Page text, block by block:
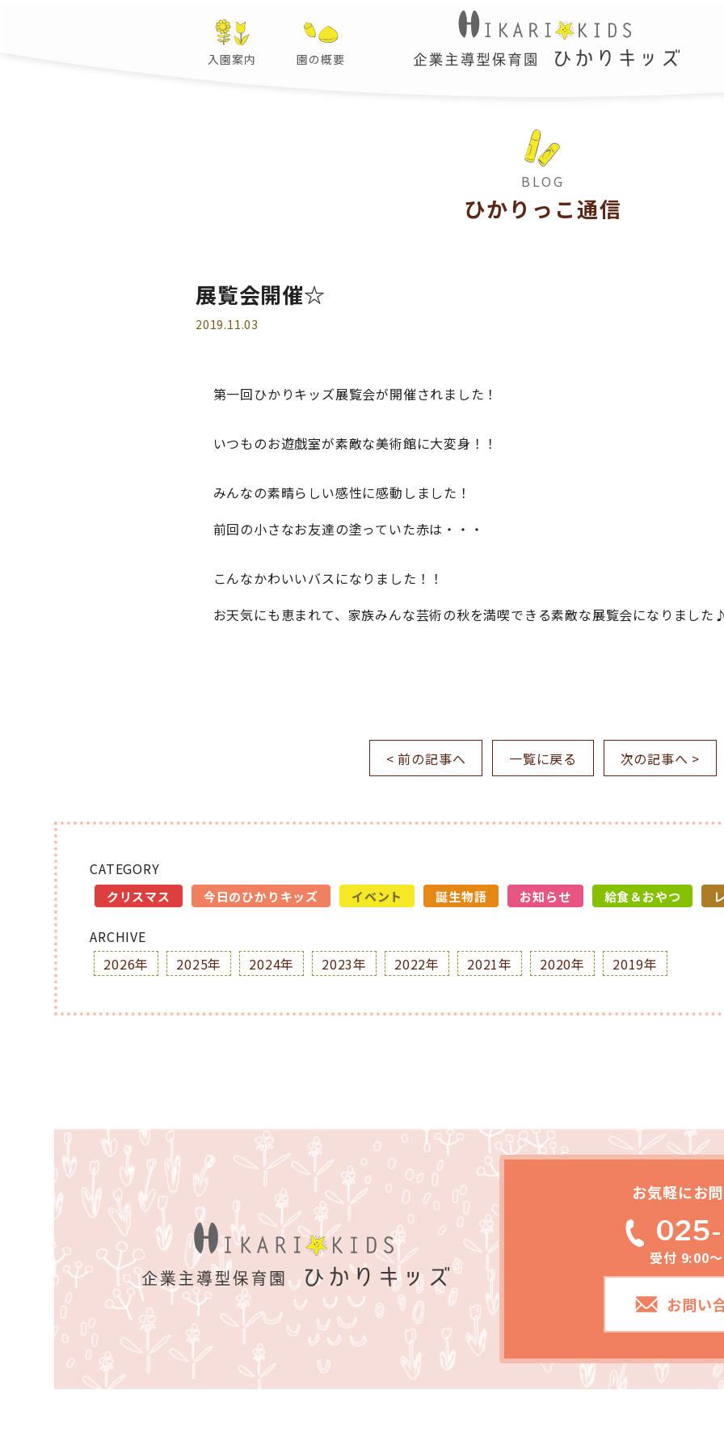
入園案内 園の概要
BLOG
ひかりっこ通信
展覧会開催☆
2019.11.03
第一回ひかりキッズ展覧会が開催されました！
いつものお遊戯室が素敵な美術館に大変身！！
みんなの素晴らしい感性に感動しました！
前回の小さなお友達の塗っていた赤は・・・
こんなかわいいバスになりました！！
お天気にも恵まれて、家族みんな芸術の秋を満喫できる素敵な展覧会になりました
< 前の記事へ 一覧に戻る 次の記事へ >
CATEGORY
クリスマス 今日のひかりキッズ イベント 誕生物語 お知らせ 給食＆おやつ
ARCHIVE
2026年
2025年 2024年 2023年 2022年 2021年 2020年 2019年
お気軽にお
受付 9:00
お問い